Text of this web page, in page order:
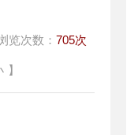
览次数： 705次
】